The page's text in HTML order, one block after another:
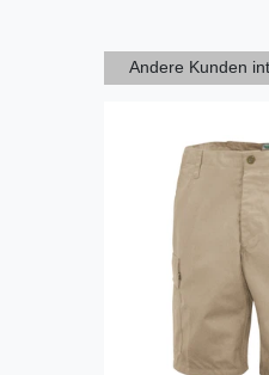
Andere Kunden